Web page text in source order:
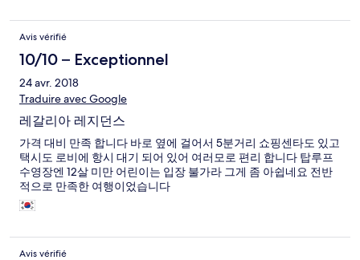
Avis vérifié
10/10 – Exceptionnel
24 avr. 2018
Traduire avec Google
레갈리아 레지던스
가격 대비 만족 합니다 바로 옆에 걸어서 5분거리 쇼핑센타도 있고
택시도 로비에 항시 대기 되어 있어 여러모로 편리 합니다 탑루프
수영장엔 12살 미만 어린이는 입장 불가라 그게 좀 아쉽네요 전반
적으로 만족한 여행이었습니다
Avis vérifié